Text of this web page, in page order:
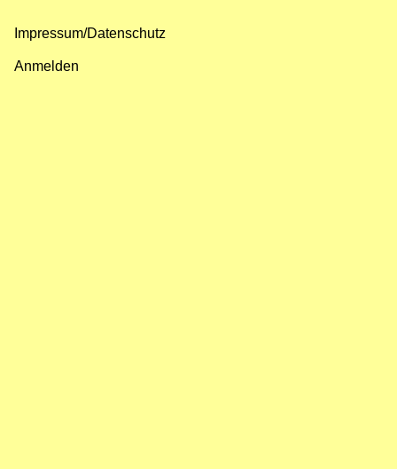
Impressum/Datenschutz
Anmelden